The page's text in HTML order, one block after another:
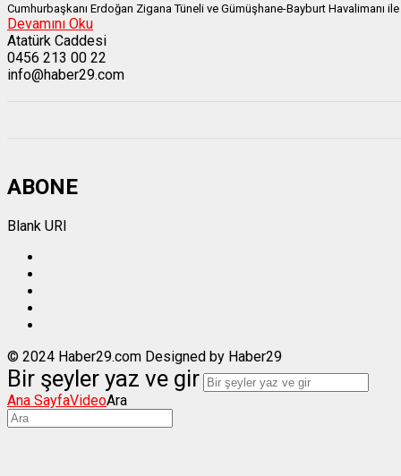
Cumhurbaşkanı Erdoğan Zigana Tüneli ve Gümüşhane-Bayburt Havalimanı
Devamını Oku
Atatürk Caddesi
0456 213 00 22
info@haber29.com
ABONE
Blank URI
© 2024 Haber29.com Designed by Haber29
Bir şeyler yaz ve gir
Ana SayfaVideoAra